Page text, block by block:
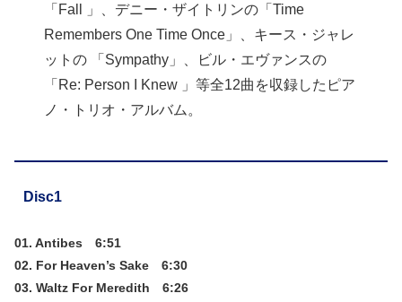
「Fall 」、デニー・ザイトリンの「Time
Remembers One Time Once」、キース・ジャレ
ットの 「Sympathy」、ビル・エヴァンスの
「Re: Person I Knew 」等全12曲を収録したピア
ノ・トリオ・アルバム。
Disc1
01. Antibes 6:51
02. For Heaven’s Sake 6:30
03. Waltz For Meredith 6:26